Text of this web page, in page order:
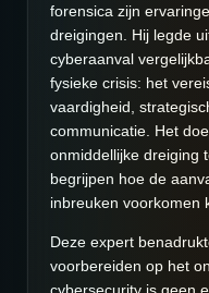
forensica zijn
dreigingen. Hij legde
cyberaanval
fysieke crisis: het
vaardigheid,
communicatie. Het
onmiddellijke dreiging
begrijpen hoe de
inbreuken voorkomen
Deze expert
voorbereiden op het
cybersecurity is geen